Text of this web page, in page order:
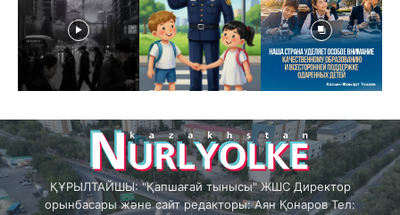
ҚҰРЫЛТАЙШЫ: "Қапшағай тынысы" ЖШС Директор
орынбасары және сайт редакторы: Аян Қонаров Тел: